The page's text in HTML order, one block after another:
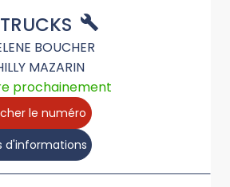
BOUCHER
MAZARIN
prochainement
le numéro
d'informations